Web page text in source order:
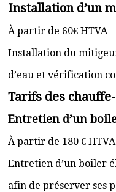
Installation d’un
À partir de 60€ HTVA
Installation du
d’eau et vérification
Tarifs des
Entretien d’un
À partir de 180 € HTVA
Entretien d’un boiler
afin de préserver ses